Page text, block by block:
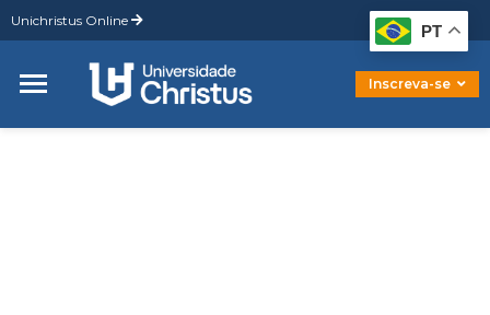
Unichristus Online
Inscreva-se
Graduação
Pós-Graduação
Mestrado
Doutorado
PT